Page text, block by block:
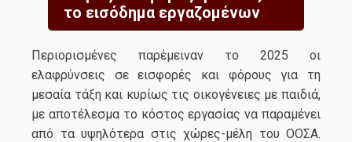
το εισόδημα εργαζομένων
Περιορισμένες παρέμειναν το 2025 οι
ελαφρύνσεις σε εισφορές και φόρους για τη
μεσαία τάξη και κυρίως τις οικογένειες με παιδιά,
με αποτέλεσμα το κόστος εργασίας να παραμένει
από τα υψηλότερα στις χώρες-μέλη του ΟΟΣΑ.